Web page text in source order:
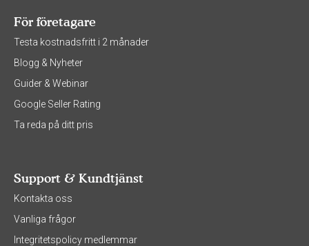
För företagare
Testa kostnadsfritt i 2 månader
Blogg & Nyheter
Guider & Webinar
Google Seller Rating
Ta reda på ditt pris
Support & Kundtjänst
Kontakta oss
Vanliga frågor
Integritetspolicy medlemmar